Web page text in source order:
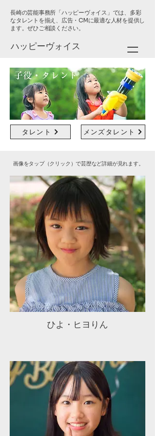
長崎の芸能事務所「ハッピーヴォイス」では、多彩
なタレントを揃え、広告・CMに最適な人材を提供し
ます。ぜひご相談ください。
ハッピーヴォイス
タレント メンズタレント
画像をタップ（クリック）で芸歴など詳細が見れます。
ひよ・ヒヨりん